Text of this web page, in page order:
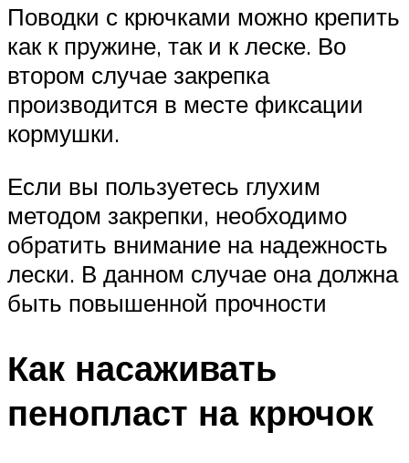
Поводки с крючками можно крепить
как к пружине, так и к леске. Во
втором случае закрепка
производится в месте фиксации
кормушки.
Если вы пользуетесь глухим
методом закрепки, необходимо
обратить внимание на надежность
лески. В данном случае она должна
быть повышенной прочности
Как насаживать
пенопласт на крючок